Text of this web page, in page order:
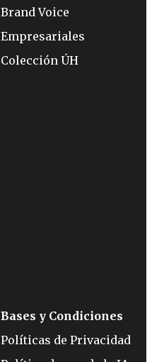
Brand Voice
Empresariales
Colección ÚH
Bases y Condiciones
Políticas de Privacidad